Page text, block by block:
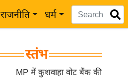
राजनीति धर्म
स्तंभ
MP में कुशवाहा वोट बैंक की